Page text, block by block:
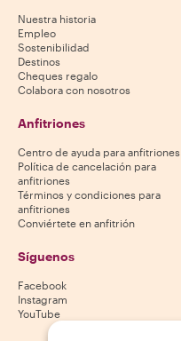
Nuestra historia
Empleo
Sostenibilidad
Destinos
Cheques regalo
Colabora con nosotros
Anfitriones
Centro de ayuda para anfitriones
Política de cancelación para
anfitriones
Términos y condiciones para
anfitriones
Conviértete en anfitrión
Síguenos
Facebook
Instagram
YouTube